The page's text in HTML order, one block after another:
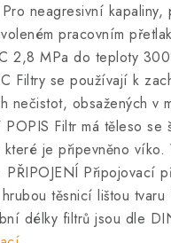
neagresivní kapaliny,
pracovním
2,8 MPa do teploty
Filtry se používají k
nečistot, obsažených v
POPIS Filtr má těleso se
je připevněno víko.
PŘIPOJENÍ Připojovací
těsnicí lištou
délky filtrů jsou dle